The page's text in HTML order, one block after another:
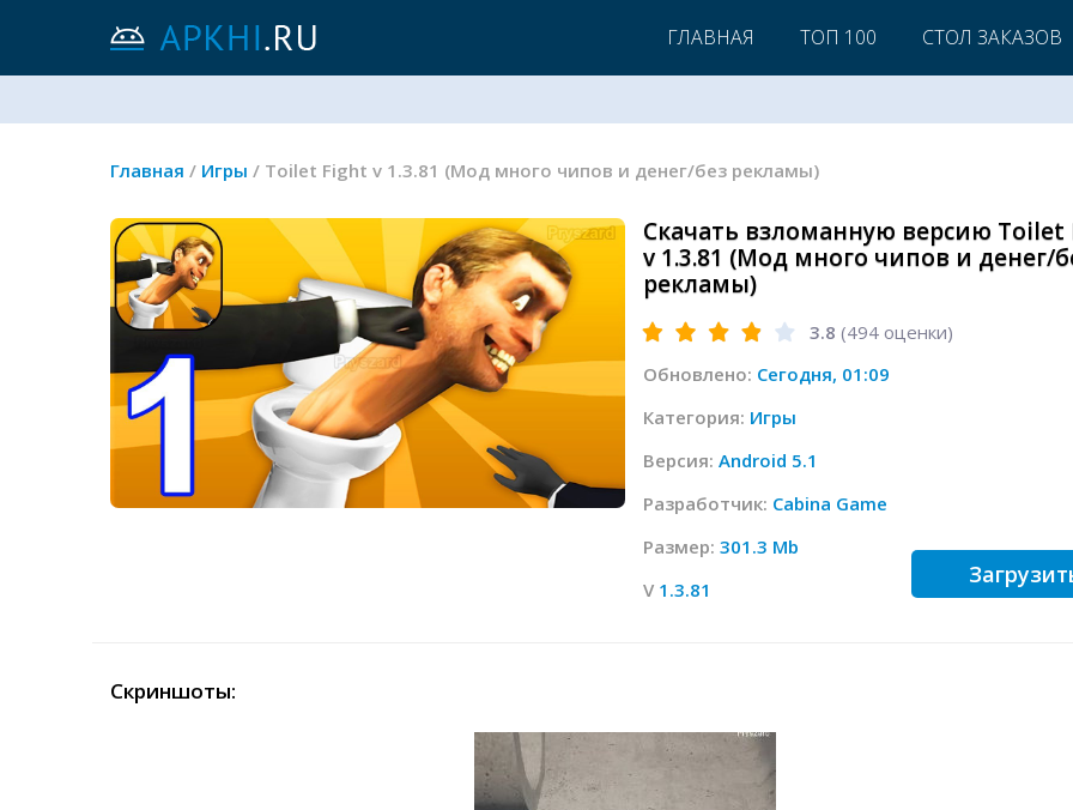
ГЛАВНАЯ ТОП 100 СТОЛ ЗАКАЗОВ
Главная / Игры / Toilet Fight v 1.3.81 (Мод много чипов и денег/без рекламы)
Скачать взломанную версию Toilet
v 1.3.81 (Мод много чипов и денег/
рекламы)
3.8 (494оценки)
Обновлено: Сегодня, 01:09
Категория: Игры
Версия: Android 5.1
Разработчик: Cabina Game
Размер: 301.3 Mb
V 1.3.81
Скриншоты: